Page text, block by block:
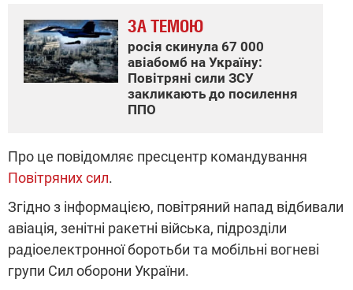
ЗА ТЕМОЮ
росія скинула 67 000
авіабомб на Україну:
Повітряні сили ЗСУ
закликають до посилення
ППО
Про це повідомляє пресцентр командування
Повітряних сил.
Згідно з інформацією, повітряний напад відбивали
авіація, зенітні ракетні війська, підрозділи
радіоелектронної боротьби та мобільні вогневі
групи Сил оборони України.